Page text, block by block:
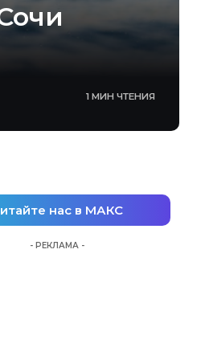
1 МИН ЧТЕНИЯ
нас в МАКС
- РЕКЛАМА -